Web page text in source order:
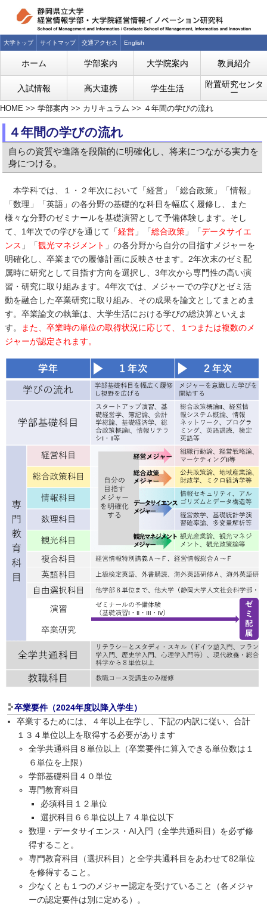
大学トップ サイトマップ 交通アクセス English
ホーム 学部案内 大学院案内 教員紹介
入試情報 高大連携 学生生活
附置研究センタ
ー
HOME >> 学部案内 >> カリキュラム >> ４年間の学びの流れ
４年間の学びの流れ
自らの資質や進路を段階的に明確化し、将来につながる実力を
身につける。
本学科では、１・２年次において「経営」「総合政策」「情報」
「数理」「英語」の各分野の基礎的な科目を幅広く履修し、また
様々な分野のゼミナールを基礎演習として予備体験します。そし
て、1年次での学びを通じて「経営 」「総合政策 」「データサイエ
ンス 」「観光マネジメント 」の各分野から自分の目指すメジャーを
明確化し、卒業までの履修計画に反映させます。2年次末のゼミ配
属時に研究として目指す方向を選択し、3年次から専門性の高い演
習・研究に取り組みます。4年次では、メジャーでの学びとゼミ活
動を融合した卒業研究に取り組み、その成果を論文としてまとめま
す。卒業論文の執筆は、大学生活における学びの総決算といえま
す。
また、卒業時の単位の取得状況に応じて、１つまたは複数のメ
ジャーが認定されます。
卒業要件（2024年度以降入学生）
卒業するためには、４年以上在学し、下記の内訳に従い、合計
１３４単位以上を取得する必要があります
全学共通科目８単位以上（卒業要件に算入できる単位数は１
６単位を上限）
学部基礎科目４０単位
専門教育科目
必須科目１２単位
選択科目６６単位以上７４単位以下
数理・データサイエンス・AI入門（全学共通科目）を必ず修
得すること。
専門教育科目（選択科目）と全学共通科目をあわせて82単位
を修得すること。
少なくとも１つのメジャー認定を受けていること（各メジャ
ーの認定要件は別に定める）。